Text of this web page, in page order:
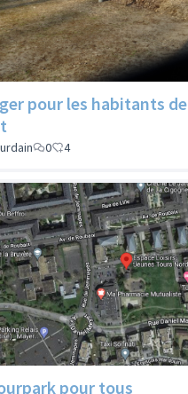
pour les habitants de
0 4
pour tous